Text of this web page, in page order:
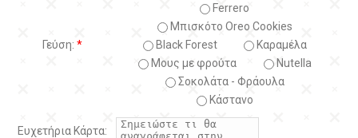
Γεύση: *
Ferrero
Μπισκότο Oreo Cookies
Black Forest
Kαραμέλα
Μους με φρούτα
Nutella
Σοκολάτα - Φράουλα
Κάστανο
Ευχετήρια Κάρτα: